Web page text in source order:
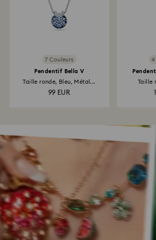
7 Couleurs
Pendentif Bella V
Taille ronde, Bleu, Métal...
99 EUR
4
Taille